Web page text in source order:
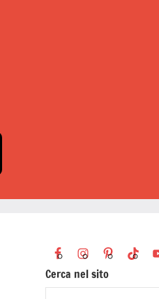
Cerca nel sito